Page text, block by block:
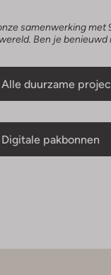
samenwerking
Ben je
Alle duurzame
Digitale pakbonnen